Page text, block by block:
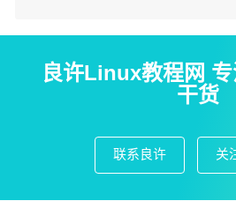
良许Linux教程网
干货
联系良许 关